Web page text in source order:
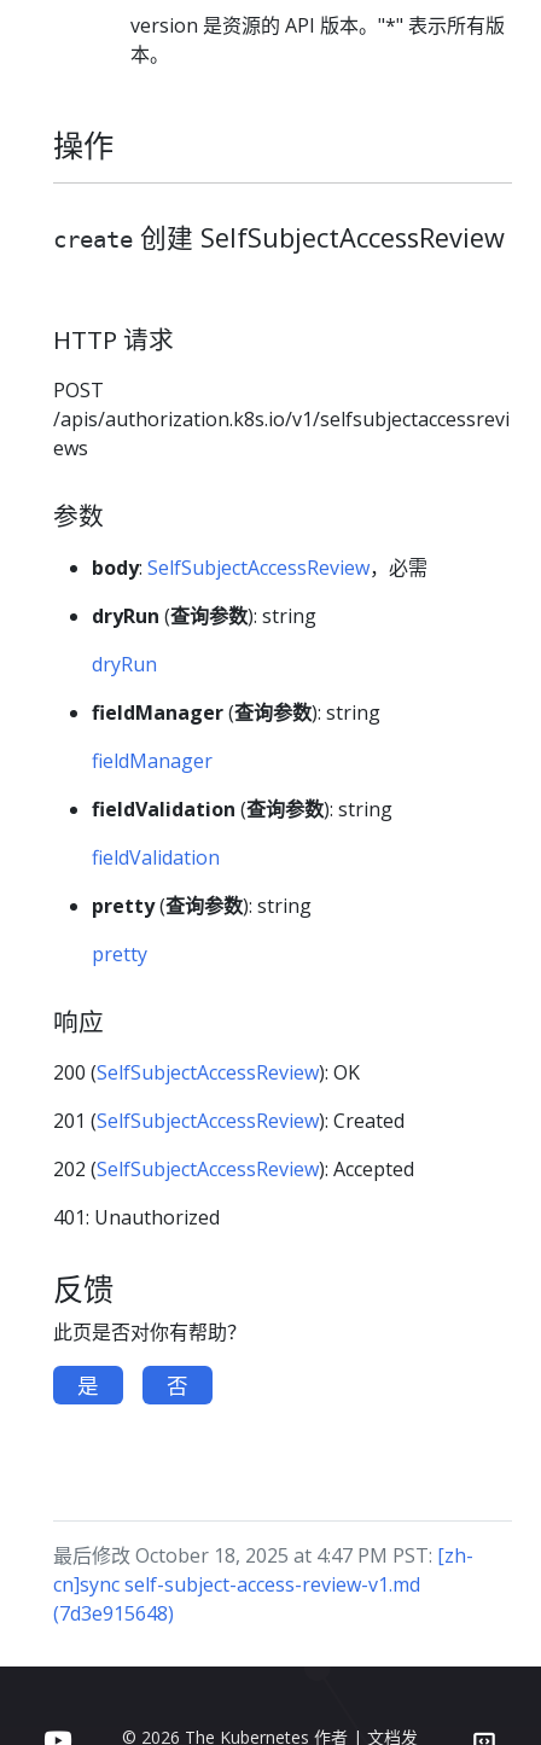
version 是资源的 API 版本。"*" 表示所有版
本。
操作
create 创建 SelfSubjectAccessReview
HTTP 请求
POST
/apis/authorization.k8s.io/v1/selfsubjectaccessrevi
ews
参数
body: SelfSubjectAccessReview，必需
dryRun (查询参数): string
dryRun
fieldManager(查询参数): string
fieldManager
fieldValidation (查询参数): string
fieldValidation
pretty(查询参数): string
pretty
响应
200 (SelfSubjectAccessReview): OK
201 (SelfSubjectAccessReview): Created
202 (SelfSubjectAccessReview): Accepted
401: Unauthorized
反馈
此页是否对你有帮助？
是 否
最后修改 October 18, 2025 at 4:47 PM PST: [zh-
cn]sync self-subject-access-review-v1.md
(7d3e915648)
© 2026 The Kubernetes 作者 | 文档发